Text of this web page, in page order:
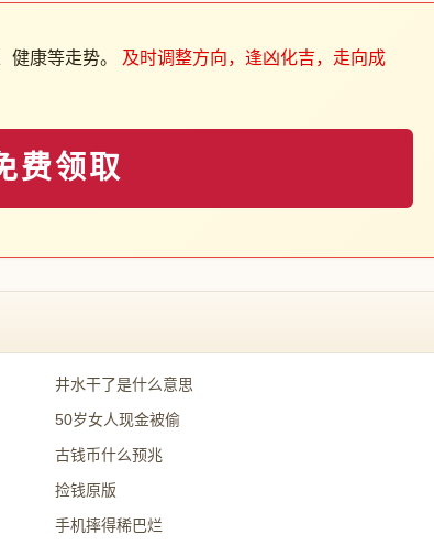
健康等走势。 及时调整方向，逢凶化吉，走向成
费领取
井水干了是什么意思
50岁女人现金被偷
古钱币什么预兆
捡钱原版
手机摔得稀巴烂